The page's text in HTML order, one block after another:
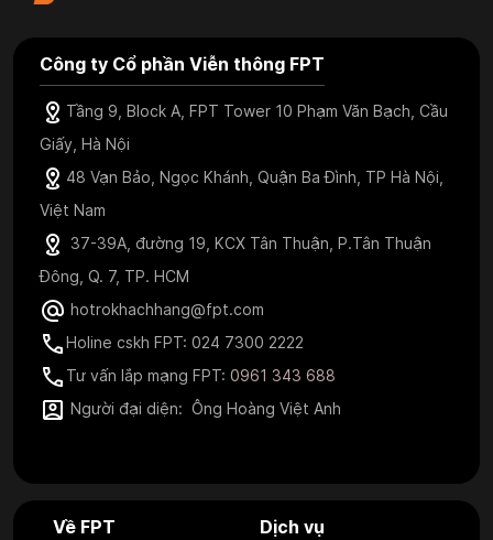
Công ty Cổ phần Viễn thông FPT
Tầng 9, Block A, FPT Tower 10 Phạm Văn Bạch, Cầu
Giấy, Hà Nội
48 Vạn Bảo, Ngọc Khánh, Quận Ba Đình, TP Hà Nội,
Việt Nam
37-39A, đường 19, KCX Tân Thuận, P.Tân Thuận
Đông, Q. 7, TP. HCM
hotrokhachhang@fpt.com
Holine cskh FPT: 024 7300 2222
Tư vấn lắp mạng FPT: 0961 343 688
Người đại diện: Ông Hoàng Việt Anh
Về FPT Dịch vụ